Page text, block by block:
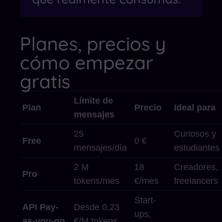
Planes, precios y
cómo empezar
gratis
Plan
Límite de
mensajes
Precio Ideal para
Free
25
mensajes/día
0 €
Curiosos y
estudiantes
Pro
2 M
tokens/mes
18
€/mes
Creadores,
freelancers
API Pay-
Desde 0,23
Start-
ups,